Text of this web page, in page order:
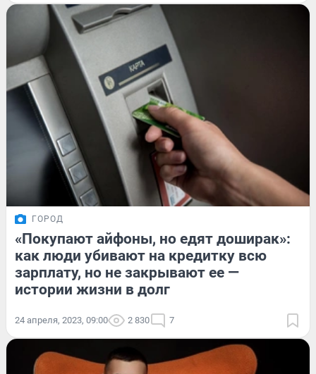
ГОРОД
«Покупают айфоны, но едят доширак»:
как люди убивают на кредитку всю
зарплату, но не закрывают ее —
истории жизни в долг
24 апреля, 2023, 09:00 2 830 7